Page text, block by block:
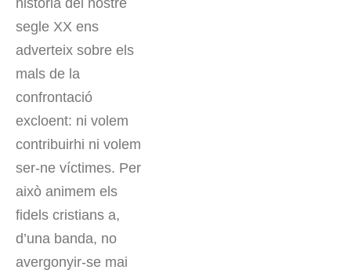
història del nostre
segle XX ens
adverteix sobre els
mals de la
confrontació
excloent: ni volem
contribuirhi ni volem
ser-ne víctimes. Per
això animem els
fidels cristians a,
d’una banda, no
avergonyir-se mai